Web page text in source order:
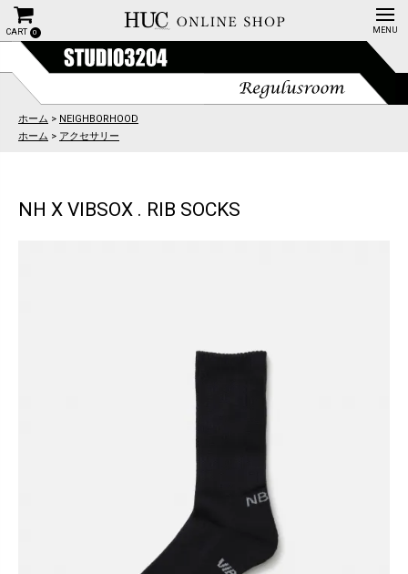
CART 0
ホーム > NEIGHBORHOOD
ホーム > アクセサリー
NH X VIBSOX . RIB SOCKS